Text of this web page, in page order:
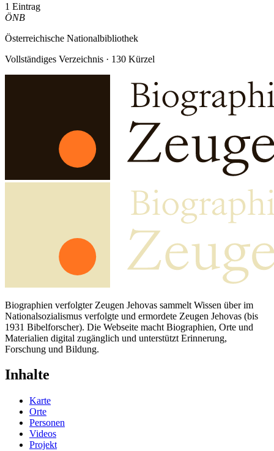
1 Eintrag
ÖNB
Österreichische Nationalbibliothek
Vollständiges Verzeichnis · 130 Kürzel
Biographien verfolgter Zeugen Jehovas sammelt Wissen über im
Nationalsozialismus verfolgte und ermordete Zeugen Jehovas (bis
1931 Bibelforscher). Die Webseite macht Biographien, Orte und
Materialien digital zugänglich und unterstützt Erinnerung,
Forschung und Bildung.
Inhalte
Karte
Orte
Personen
Videos
Projekt